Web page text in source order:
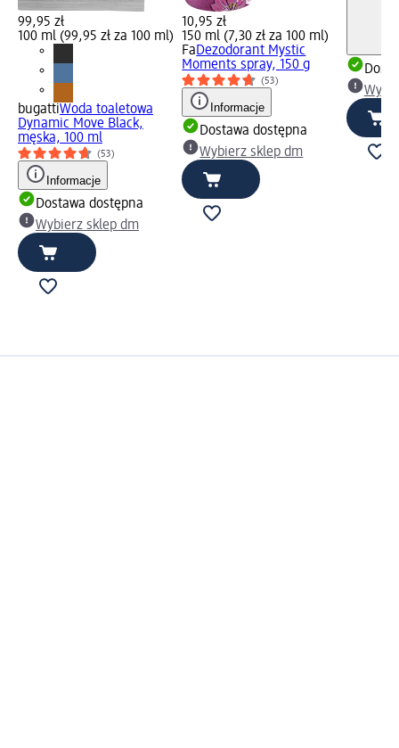
99,95 zł
100 ml (99,95 zł za 100 ml)
bugattiWoda toaletowa
Dynamic Move Black,
męska, 100 ml
(53)
Informacje
Dostawa dostępna
Wybierz sklep dm
10,95 zł
150 ml (7,30 zł za 100 ml)
FaDezodorant Mystic
Moments spray, 150 g
(53)
Informacje
Dostawa dostępna
Wybierz sklep dm